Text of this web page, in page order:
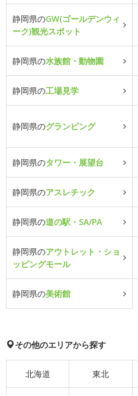
静岡県のGW(ゴールデンウィ
ーク)観光スポット
静岡県の水族館・動物園
静岡県の工場見学
静岡県のグランピング
静岡県のタワー・展望台
静岡県のアスレチック
静岡県の道の駅・SA/PA
静岡県のアウトレット・ショ
ッピングモール
静岡県の美術館
その他のエリアから探す
北海道 東北